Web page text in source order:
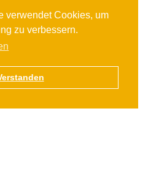
verwendet Cookies, um
zu verbessern.
von den Schülerinnen und
Lea und Magdalena haben
und die Organisation zuverlässig
einen Stift benötigten, versorgt
von Konrektor Johannes
anschließend aufgegeben und die
werden. Danach haben die drei
verteilt.